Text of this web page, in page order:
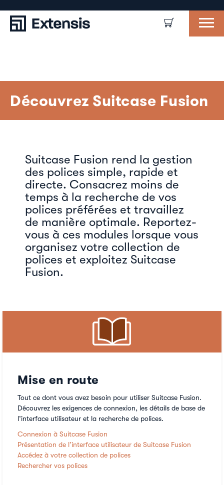
Découvrez Suitcase Fusion
Suitcase Fusion rend la gestion
des polices simple, rapide et
directe. Consacrez moins de
temps à la recherche de vos
polices préférées et travaillez
de manière optimale. Reportez-
vous à ces modules lorsque vous
organisez votre collection de
polices et exploitez Suitcase
Fusion.
Mise en route
Tout ce dont vous avez besoin pour utiliser Suitcase Fusion.
Découvrez les exigences de connexion, les détails de base de
l’interface utilisateur et la recherche de polices.
Connexion à Suitcase Fusion
Présentation de l’interface utilisateur de Suitcase Fusion
Accédez à votre collection de polices
Rechercher vos polices